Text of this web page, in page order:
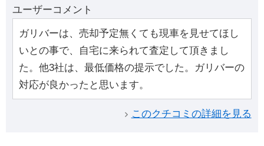
ユーザーコメント
ガリバーは、売却予定無くても現車を見せてほし
いとの事で、自宅に来られて査定して頂きまし
た。他3社は、最低価格の提示でした。ガリバーの
対応が良かったと思います。
このクチコミの詳細を見る